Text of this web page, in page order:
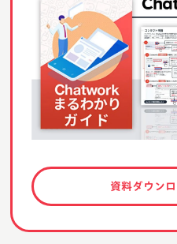
資料ダウン